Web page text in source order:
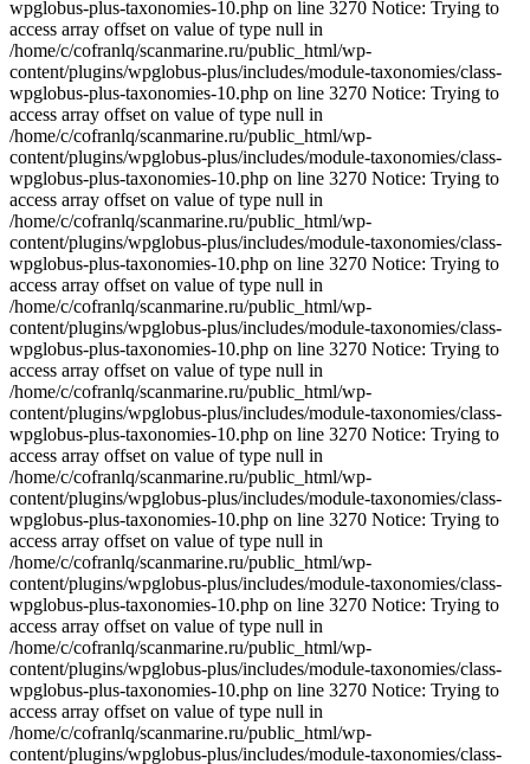
wpglobus-plus-taxonomies-10.php on line 3270 Notice: Trying to
access array offset on value of type null in
/home/c/cofranlq/scanmarine.ru/public_html/wp-
content/plugins/wpglobus-plus/includes/module-taxonomies/class-
wpglobus-plus-taxonomies-10.php on line 3270 Notice: Trying to
access array offset on value of type null in
/home/c/cofranlq/scanmarine.ru/public_html/wp-
content/plugins/wpglobus-plus/includes/module-taxonomies/class-
wpglobus-plus-taxonomies-10.php on line 3270 Notice: Trying to
access array offset on value of type null in
/home/c/cofranlq/scanmarine.ru/public_html/wp-
content/plugins/wpglobus-plus/includes/module-taxonomies/class-
wpglobus-plus-taxonomies-10.php on line 3270 Notice: Trying to
access array offset on value of type null in
/home/c/cofranlq/scanmarine.ru/public_html/wp-
content/plugins/wpglobus-plus/includes/module-taxonomies/class-
wpglobus-plus-taxonomies-10.php on line 3270 Notice: Trying to
access array offset on value of type null in
/home/c/cofranlq/scanmarine.ru/public_html/wp-
content/plugins/wpglobus-plus/includes/module-taxonomies/class-
wpglobus-plus-taxonomies-10.php on line 3270 Notice: Trying to
access array offset on value of type null in
/home/c/cofranlq/scanmarine.ru/public_html/wp-
content/plugins/wpglobus-plus/includes/module-taxonomies/class-
wpglobus-plus-taxonomies-10.php on line 3270 Notice: Trying to
access array offset on value of type null in
/home/c/cofranlq/scanmarine.ru/public_html/wp-
content/plugins/wpglobus-plus/includes/module-taxonomies/class-
wpglobus-plus-taxonomies-10.php on line 3270 Notice: Trying to
access array offset on value of type null in
/home/c/cofranlq/scanmarine.ru/public_html/wp-
content/plugins/wpglobus-plus/includes/module-taxonomies/class-
wpglobus-plus-taxonomies-10.php on line 3270 Notice: Trying to
access array offset on value of type null in
/home/c/cofranlq/scanmarine.ru/public_html/wp-
content/plugins/wpglobus-plus/includes/module-taxonomies/class-